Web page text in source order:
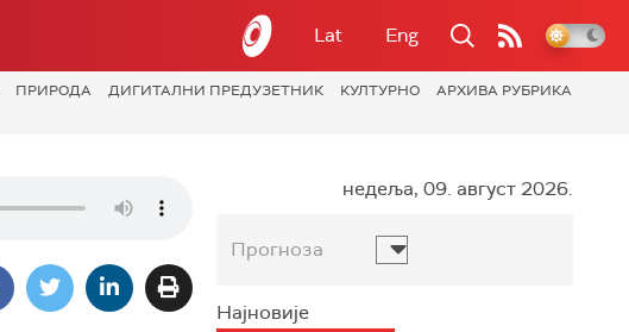
Lat Eng
ПРИРОДА ДИГИТАЛНИ ПРЕДУЗЕТНИК КУЛТУРНО
АРХИВА РУБРИКА
недеља, 09. август 2026.
Прогноза
Најновије